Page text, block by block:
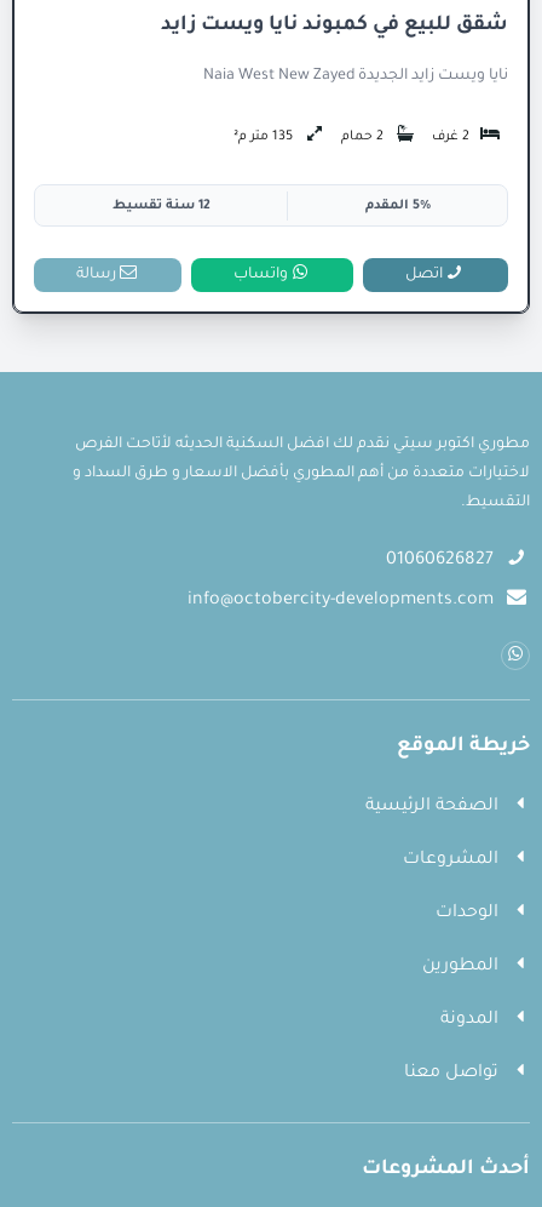
شقق للبيع في كمبوند نايا ويست زايد
نايا ويست زايد الجديدة Naia West New Zayed
2 غرف 2 حمام 135 متر م²
5% المقدم 12 سنة تقسيط
اتصل واتساب رسالة
مطوري اكتوبر سيتي نقدم لك افضل السكنية الحديثه لأتاحت الفرص
لاختيارات متعددة من أهم المطوري بأفضل الاسعار و طرق السداد و
التقسيط.
01060626827
info@octobercity-developments.com
خريطة الموقع
الصفحة الرئيسية
المشروعات
الوحدات
المطورين
المدونة
تواصل معنا
أحدث المشروعات